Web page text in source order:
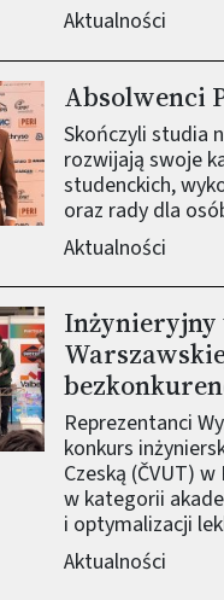
Aktualności
Absolwenci
Skończyli studia
rozwijają swoje
studenckich,
oraz rady dla
Aktualności
Reprezentanci
konkurs
Czeską (ČVUT)
w kategorii
i optymalizacji
Aktualności